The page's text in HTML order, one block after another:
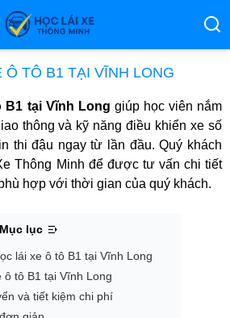
Ô TÔ B1 TẠI VĨNH LONG
B1 tại Vĩnh Long giúp học viên nắm
thông và kỹ năng điều khiển xe số
thi đậu ngay từ lần đầu. Quý khách
Thông Minh để được tư vấn chi tiết
hợp với thời gian của quý khách.
Mục lục
lái xe ô tô B1 tại Vĩnh Long
ô tô B1 tại Vĩnh Long
và tiết kiệm chi phí